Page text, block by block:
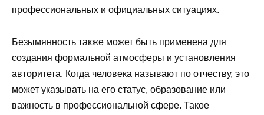
профессиональных и официальных ситуациях.
Безымянность также может быть применена для
создания формальной атмосферы и установления
авторитета. Когда человека называют по отчеству, это
может указывать на его статус, образование или
важность в профессиональной сфере. Такое